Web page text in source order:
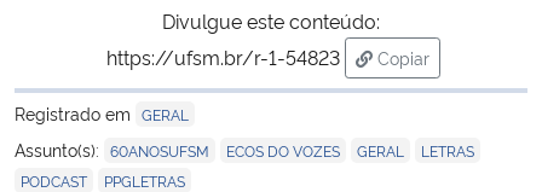
Divulgue este conteúdo:
https://ufsm.br/r-1-54823
Copiar
para área de
Registrado em GERAL
Assunto(s): 60ANOSUFSM ECOS DO VOZES GERAL LETRAS
PODCAST PPGLETRAS